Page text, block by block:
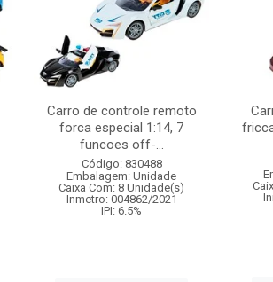
Carro de controle remoto
forca especial 1:14, 7
funcoes off-...
Código: 830488
Embalagem: Unidade
Caixa Com: 8 Unidade(s)
Inmetro: 004862/2021
IPI: 6.5%